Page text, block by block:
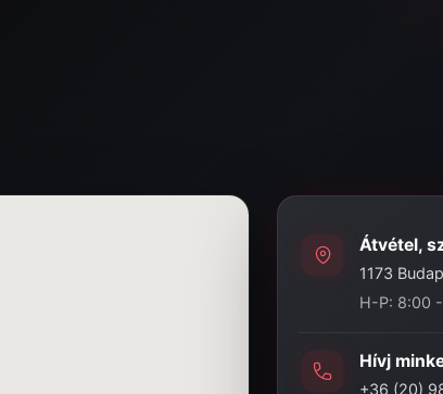
Átvétel,
1173
H-P: 8:00
Hívj
+36 (20)